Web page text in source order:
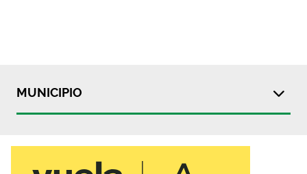
MUNICIPIO